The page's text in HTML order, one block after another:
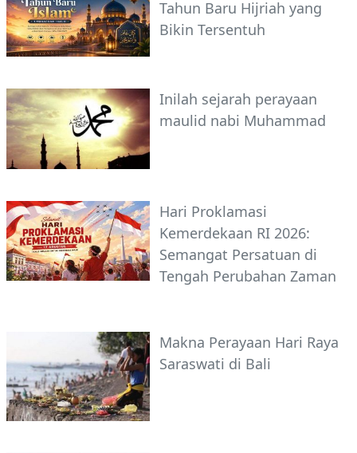
Tahun Baru Hijriah yang
Bikin Tersentuh
Inilah sejarah perayaan
maulid nabi Muhammad
Hari Proklamasi
Kemerdekaan RI 2026:
Semangat Persatuan di
Tengah Perubahan Zaman
Makna Perayaan Hari Raya
Saraswati di Bali